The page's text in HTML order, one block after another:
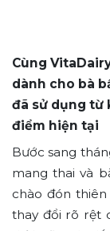
Cùng
dành cho bà
đã sử dụng từ
điểm hiện tại
Bước sang
mang thai và
chào đón
thay đổi rõ rệt